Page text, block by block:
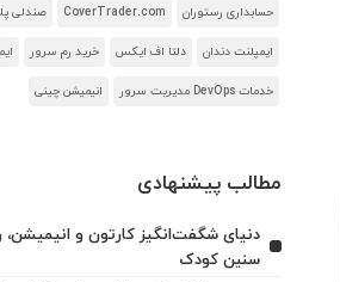
حسابداری رستوران CoverTrader.com صندلی
ایمپلنت دندان دلتا اف ایکس خرید رم سرور
خدمات DevOps مدیریت سرور انیمیشن چینی
مطالب پیشنهادی
دنیای شگفت‌انگیز کارتون و انیمیشن،
سنین کودک